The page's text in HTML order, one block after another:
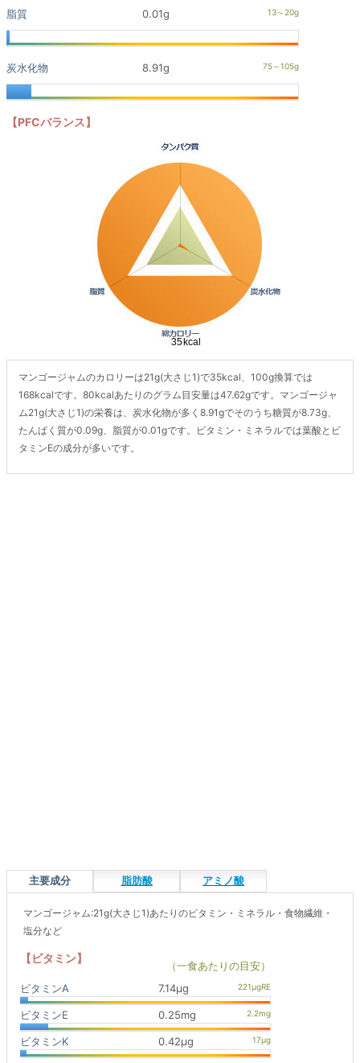
脂質 0.01g
炭水化物 8.91g
【PFCバランス】
マンゴージャムのカロリーは21g(大さじ1)で35kcal、100g換算では
168kcalです。80kcalあたりのグラム目安量は47.62gです。マンゴージャ
ム21g(大さじ1)の栄養は、炭水化物が多く8.91gでそのうち糖質が8.73g、
たんぱく質が0.09g、脂質が0.01gです。ビタミン・ミネラルでは葉酸とビ
タミンEの成分が多いです。
主要成分 脂肪酸 アミノ酸
マンゴージャム:21g(大さじ1)あたりのビタミン・ミネラル・食物繊維・
塩分など
【ビタミン】
（一食あたりの目安）
ビタミンA
7.14μg
ビタミンE 0.25mg
ビタミンK 0.42μg